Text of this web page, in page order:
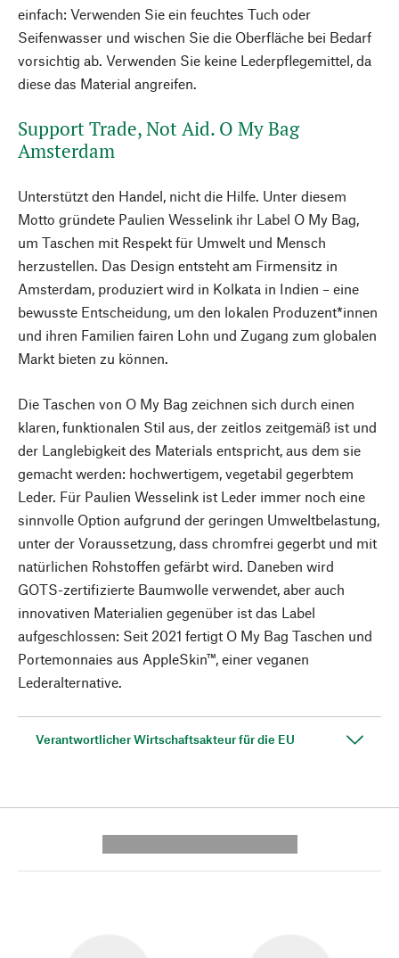
einfach: Verwenden Sie ein feuchtes Tuch oder
Seifenwasser und wischen Sie die Oberfläche bei Bedarf
vorsichtig ab. Verwenden Sie keine Lederpflegemittel, da
diese das Material angreifen.
Support Trade, Not Aid. O My Bag
Amsterdam
Unterstützt den Handel, nicht die Hilfe. Unter diesem
Motto gründete Paulien Wesselink ihr Label O My Bag,
um Taschen mit Respekt für Umwelt und Mensch
herzustellen. Das Design entsteht am Firmensitz in
Amsterdam, produziert wird in Kolkata in Indien – eine
bewusste Entscheidung, um den lokalen Produzent*innen
und ihren Familien fairen Lohn und Zugang zum globalen
Markt bieten zu können.
Die Taschen von O My Bag zeichnen sich durch einen
klaren, funktionalen Stil aus, der zeitlos zeitgemäß ist und
der Langlebigkeit des Materials entspricht, aus dem sie
gemacht werden: hochwertigem, vegetabil gegerbtem
Leder. Für Paulien Wesselink ist Leder immer noch eine
sinnvolle Option aufgrund der geringen Umweltbelastung,
unter der Voraussetzung, dass chromfrei gegerbt und mit
natürlichen Rohstoffen gefärbt wird. Daneben wird
GOTS-zertifizierte Baumwolle verwendet, aber auch
innovativen Materialien gegenüber ist das Label
aufgeschlossen: Seit 2021 fertigt O My Bag Taschen und
Portemonnaies aus AppleSkin™, einer veganen
Lederalternative.
Verantwortlicher Wirtschaftsakteur für die EU